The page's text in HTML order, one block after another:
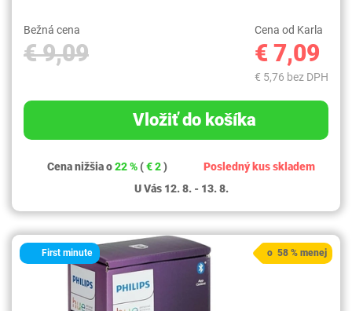
Bežná cena
€ 9,09
Cena od Karla
€ 7,09
€ 5,76 bez DPH
Vložiť do košíka
Cena nižšia o22 % (€ 2)
Posledný kus skladem
U Vás 12. 8. - 13. 8.
First minute o 58 % menej